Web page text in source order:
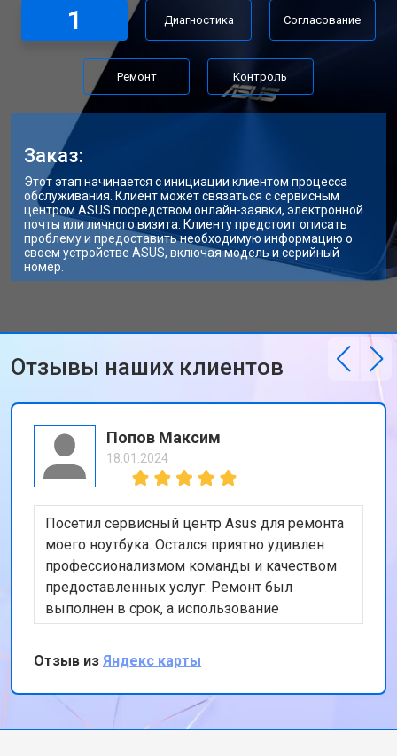
1 Диагностика Согласование
Ремонт Контроль
Заказ:
Этот этап начинается с инициации клиентом процесса
обслуживания. Клиент может связаться с сервисным
центром ASUS посредством онлайн-заявки, электронной
почты или личного визита. Клиенту предстоит описать
проблему и предоставить необходимую информацию о
своем устройстве ASUS, включая модель и серийный
номер.
Отзывы наших клиентов
Попов Максим
18.01.2024
Посетил сервисный центр Asus для ремонта
моего ноутбука. Остался приятно удивлен
профессионализмом команды и качеством
предоставленных услуг. Ремонт был
выполнен в срок, а использование
оригинальных запчастей дает уверенность в
надежности результата. Хотя цены могут
показаться немного высокими, качество
работы того стоит. Спасибо за вашу работу!
Отзыв из Яндекс карты